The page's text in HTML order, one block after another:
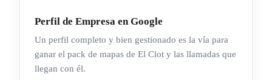
Perfil de Empresa en Google
Un perfil completo y bien gestionado es la vía para
ganar el pack de mapas de El Clot y las llamadas que
llegan con él.